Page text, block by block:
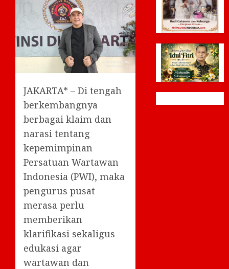
JAKARTA* – Di tengah
berkembangnya
berbagai klaim dan
narasi tentang
kepemimpinan
Persatuan Wartawan
Indonesia (PWI), maka
pengurus pusat
merasa perlu
memberikan
klarifikasi sekaligus
edukasi agar
wartawan dan